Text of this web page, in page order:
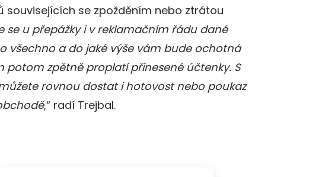
souvisejících se zpožděním nebo ztrátou
se u přepážky i v reklamačním řádu dané
všechno a do jaké výše vám bude ochotná
potom zpětně proplatí přinesené účtenky. S
rovnou dostat i hotovost nebo poukaz
,“ radí Trejbal.